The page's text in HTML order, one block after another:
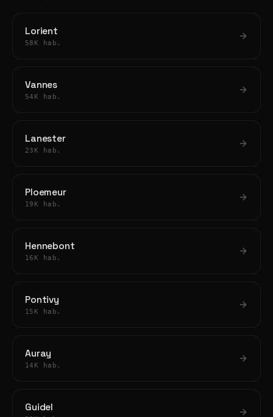
Lorient
58K hab.
Vannes
54K hab.
Lanester
23K hab.
Ploemeur
19K hab.
Hennebont
16K hab.
Pontivy
15K hab.
Auray
14K hab.
Guidel